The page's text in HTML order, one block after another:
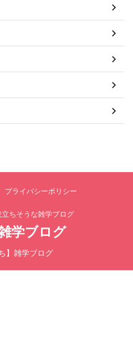
プライバシーポリシー
ちそうな雑学ブログ
学ブログ
】雑学ブログ